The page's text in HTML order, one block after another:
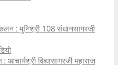
: मुनिश्री 108 संधानसागरजी
आचार्यश्री ‍विद्यासागरजी महाराज